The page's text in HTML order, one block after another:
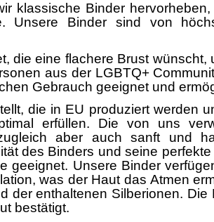
klassische Binder
Unsere Binder sind von
die eine flachere Brust
aus der LGBTQ+
Gebrauch geeignet und
die in EU produziert werden
erfüllen. Die von uns
aber auch sanft und
des Binders und seine
geeignet. Unsere Binder
was der Haut das Atmen
der enthaltenen Silberionen.
bestätigt.